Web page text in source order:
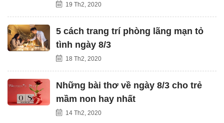
19 Th2, 2020
5 cách trang trí phòng lãng mạn tỏ
tình ngày 8/3
18 Th2, 2020
Những bài thơ về ngày 8/3 cho trẻ
mầm non hay nhất
14 Th2, 2020